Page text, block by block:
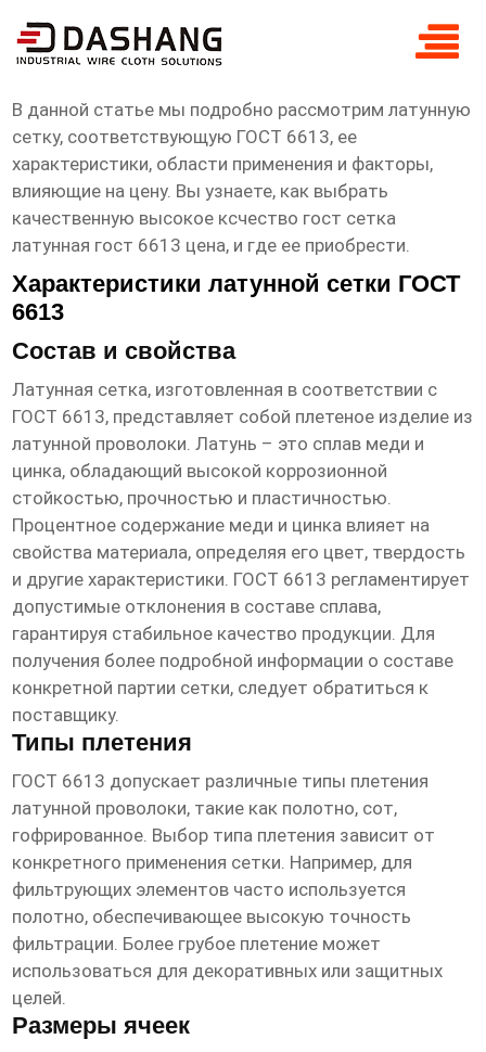
высокое ксчество гост сетка латунная
гост 6613 цена
В данной статье мы подробно рассмотрим латунную
сетку, соответствующую ГОСТ 6613, ее
характеристики, области применения и факторы,
влияющие на цену. Вы узнаете, как выбрать
качественную высокое ксчество гост сетка
латунная гост 6613 цена, и где ее приобрести.
Характеристики латунной сетки ГОСТ
6613
Состав и свойства
Латунная сетка, изготовленная в соответствии с
ГОСТ 6613, представляет собой плетеное изделие из
латунной проволоки. Латунь – это сплав меди и
цинка, обладающий высокой коррозионной
стойкостью, прочностью и пластичностью.
Процентное содержание меди и цинка влияет на
свойства материала, определяя его цвет, твердость
и другие характеристики. ГОСТ 6613 регламентирует
допустимые отклонения в составе сплава,
гарантируя стабильное качество продукции. Для
получения более подробной информации о составе
конкретной партии сетки, следует обратиться к
поставщику.
Типы плетения
ГОСТ 6613 допускает различные типы плетения
латунной проволоки, такие как полотно, сот,
гофрированное. Выбор типа плетения зависит от
конкретного применения сетки. Например, для
фильтрующих элементов часто используется
полотно, обеспечивающее высокую точность
фильтрации. Более грубое плетение может
использоваться для декоративных или защитных
целей.
Размеры ячеек